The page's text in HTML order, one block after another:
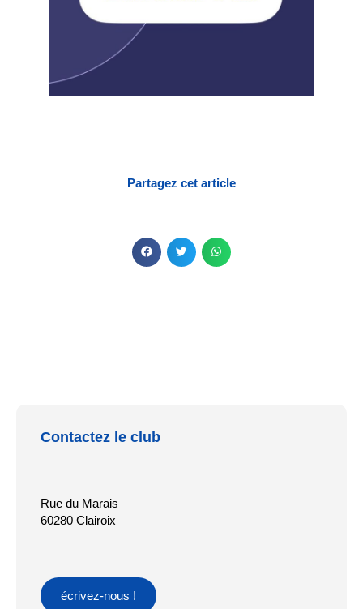
Partagez cet article
Contactez le club
Rue du Marais
60280 Clairoix
écrivez-nous !